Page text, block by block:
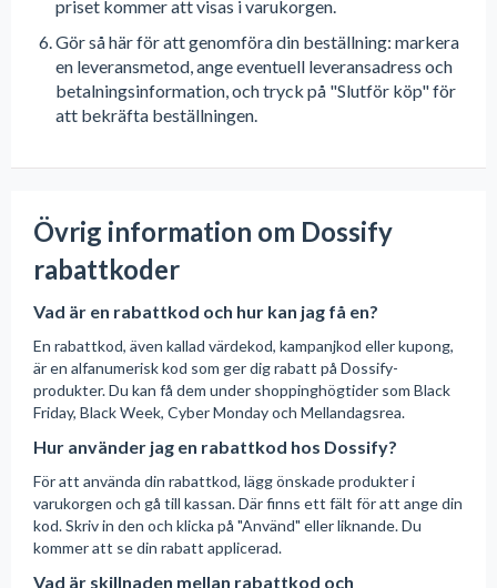
priset kommer att visas i varukorgen.
Gör så här för att genomföra din beställning: markera
en leveransmetod, ange eventuell leveransadress och
betalningsinformation, och tryck på "Slutför köp" för
att bekräfta beställningen.
Övrig information om Dossify
rabattkoder
Vad är en rabattkod och hur kan jag få en?
En rabattkod, även kallad värdekod, kampanjkod eller kupong,
är en alfanumerisk kod som ger dig rabatt på Dossify-
produkter. Du kan få dem under shoppinghögtider som Black
Friday, Black Week, Cyber Monday och Mellandagsrea.
Hur använder jag en rabattkod hos Dossify?
För att använda din rabattkod, lägg önskade produkter i
varukorgen och gå till kassan. Där finns ett fält för att ange din
kod. Skriv in den och klicka på "Använd" eller liknande. Du
kommer att se din rabatt applicerad.
Vad är skillnaden mellan rabattkod och